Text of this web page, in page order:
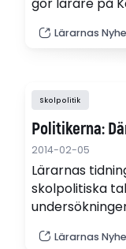
Lärarnas
Skolpolitik
Politikerna:
2014-02-05
Lärarnas
skolpolitiska
Lärarnas